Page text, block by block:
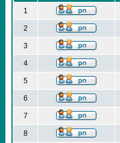
1
2
3
4
5
6
7
8